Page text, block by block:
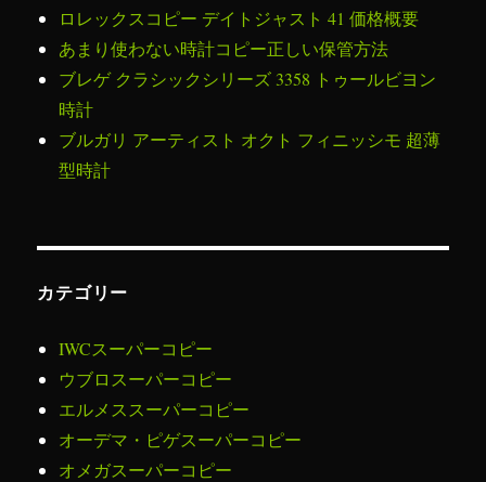
ロレックスコピー デイトジャスト 41 価格概要
あまり使わない時計コピー正しい保管方法
ブレゲ クラシックシリーズ 3358 トゥールビヨン
時計
ブルガリ アーティスト オクト フィニッシモ 超薄
型時計
カテゴリー
IWCスーパーコピー
ウブロスーパーコピー
エルメススーパーコピー
オーデマ・ピゲスーパーコピー
オメガスーパーコピー